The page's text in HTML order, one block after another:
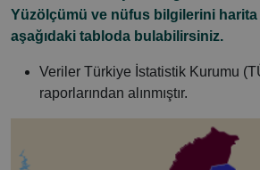
Yüzölçümü ve nüfus bilgilerini
aşağıdaki tabloda bulabilirsiniz.
Veriler Türkiye İstatistik Kurumu
raporlarından alınmıştır.